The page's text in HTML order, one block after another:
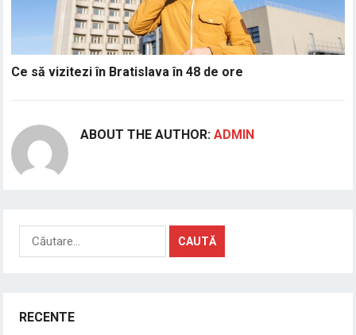
Ce să vizitezi în Bratislava în 48 de ore
ABOUT THE AUTHOR:ADMIN
Caută
după:
RECENTE